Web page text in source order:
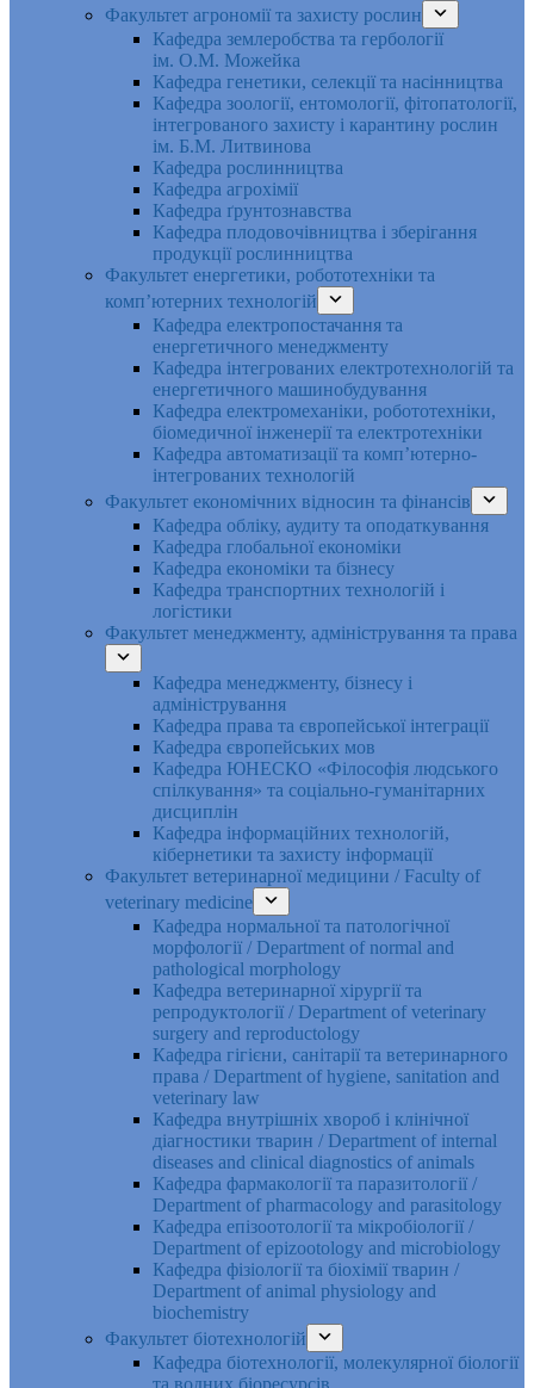
Факультет агрономії та захисту рослин
Кафедра землеробства та гербології
ім. О.М. Можейка
Кафедра генетики, селекції та насінництва
Кафедра зоології, ентомології, фітопатології,
інтегрованого захисту і карантину рослин
ім. Б.М. Литвинова
Кафедра рослинництва
Кафедра агрохімії
Кафедра ґрунтознавства
Кафедра плодовочівництва і зберігання
продукції рослинництва
Факультет енергетики, робототехніки та
комп’ютерних технологій
Кафедра електропостачання та
енергетичного менеджменту
Кафедра інтегрованих електротехнологій та
енергетичного машинобудування
Кафедра електромеханіки, робототехніки,
біомедичної інженерії та електротехніки
Кафедра автоматизації та комп’ютерно-
інтегрованих технологій
Факультет економічних відносин та фінансів
Кафедра обліку, аудиту та оподаткування
Кафедра глобальної економіки
Кафедра економіки та бізнесу
Кафедра транспортних технологій і
логістики
Факультет менеджменту, адміністрування та права
Кафедра менеджменту, бізнесу і
адміністрування
Кафедра права та європейської інтеграції
Кафедра європейських мов
Кафедра ЮНЕСКО «Філософія людського
спілкування» та соціально-гуманітарних
дисциплін
Кафедра інформаційних технологій,
кібернетики та захисту інформації
Факультет ветеринарної медицини / Faculty of
veterinary medicine
Кафедра нормальної та патологічної
морфології / Department of normal and
pathological morphology
Кафедра ветеринарної хірургії та
репродуктології / Department of veterinary
surgery and reproductology
Кафедра гігієни, санітарії та ветеринарного
права / Department of hygiene, sanitation and
veterinary law
Кафедра внутрішніх хвороб і клінічної
діагностики тварин / Department of internal
diseases and clinical diagnostics of animals
Кафедра фармакології та паразитології /
Department of pharmacology and parasitology
Кафедра епізоотології та мікробіології /
Department of epizootology and microbiology
Кафедра фізіології та біохімії тварин /
Department of animal physiology and
biochemistry
Факультет біотехнологій
Кафедра біотехнології, молекулярної біології
та водних біоресурсів